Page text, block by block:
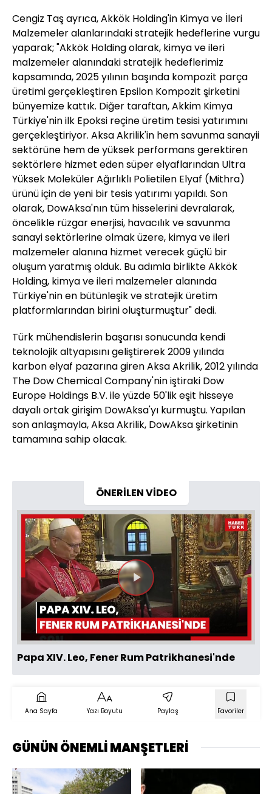
Cengiz Taş ayrıca, Akkök Holding'in Kimya ve İleri
Malzemeler alanlarındaki stratejik hedeflerine vurgu
yaparak; "Akkök Holding olarak, kimya ve ileri
malzemeler alanındaki stratejik hedeflerimiz
kapsamında, 2025 yılının başında kompozit parça
üretimi gerçekleştiren Epsilon Kompozit şirketini
bünyemize kattık. Diğer taraftan, Akkim Kimya
Türkiye'nin ilk Epoksi reçine üretim tesisi yatırımını
gerçekleştiriyor. Aksa Akrilik'in hem savunma sanayii
sektörüne hem de yüksek performans gerektiren
sektörlere hizmet eden süper elyaflarından Ultra
Yüksek Moleküler Ağırlıklı Polietilen Elyaf (Mithra)
ürünü için de yeni bir tesis yatırımı yapıldı. Son
olarak, DowAksa'nın tüm hisselerini devralarak,
öncelikle rüzgar enerjisi, havacılık ve savunma
sanayi sektörlerine olmak üzere, kimya ve ileri
malzemeler alanına hizmet verecek güçlü bir
oluşum yaratmış olduk. Bu adımla birlikte Akkök
Holding, kimya ve ileri malzemeler alanında
Türkiye'nin en bütünleşik ve stratejik üretim
platformlarından birini oluşturmuştur" dedi.
Türk mühendislerin başarısı sonucunda kendi
teknolojik altyapısını geliştirerek 2009 yılında
karbon elyaf pazarına giren Aksa Akrilik, 2012 yılında
The Dow Chemical Company'nin iştiraki Dow
Europe Holdings B.V. ile yüzde 50'lik eşit hisseye
dayalı ortak girişim DowAksa'yı kurmuştu. Yapılan
son anlaşmayla, Aksa Akrilik, DowAksa şirketinin
tamamına sahip olacak.
ÖNERİLEN VİDEO
Videoyu
Oynat
Papa XIV. Leo, Fener Rum Patrikhanesi'nde
Ana Sayfa Yazı Boyutu Paylaş Favoriler
GÜNÜN ÖNEMLİ MANŞETLERİ